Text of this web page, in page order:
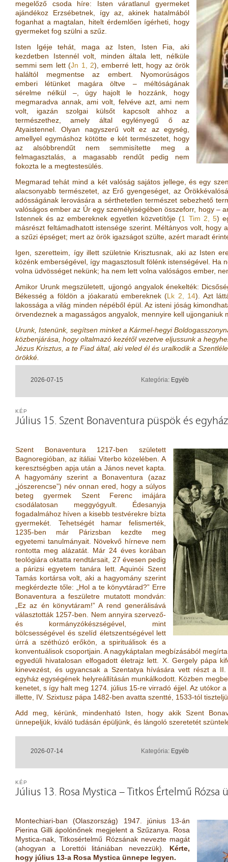
megelőző csoda híre: Isten váratlanul gyermeket
ajándékoz Erzsébetnek, így az, akinek hatalmából
foganhat a magtalan, hitelt érdemlően ígérheti, hogy
gyermeket fog szülni a szűz.
Isten Igéje tehát, maga az Isten, Isten Fia, aki
kezdetben Istennél volt, minden általa lett, nélküle
semmi sem lett (Jn 1, 2), emberré lett, hogy az örök
haláltól megmentse az embert. Nyomorúságos
emberi létünket magára öltve – méltóságának
sérelme nélkül –, úgy hajolt le hozzánk, hogy
megmaradva annak, ami volt, felvéve azt, ami nem
volt, igazán szolgai külsőt kapcsolt ahhoz a
természethez, amely által egylényegű ő az
Atyaistennel. Olyan nagyszerű volt ez az egység,
amellyel egymáshoz kötötte e két természetet, hogy
az alsóbbrendűt nem semmisítette meg a
felmagasztalás, a magasabb rendűt pedig nem
fokozta le a megtestesülés.
Megmarad tehát mind a két valóság sajátos jellege, és egy
alacsonyabb természetet, az Erő gyengeséget, az
adósságának lerovására a sérthetetlen természet sebezhető
valóságos ember az Úr egy személyiségében összeforr, hogy –
Istennek és az embereknek egyetlen közvetítője (1 Tim 2, 5)
másrészt feltámadhatott istensége szerint. Méltányos volt, hogy
a szűzi épséget; mert az örök igazságot szülte, azért maradt
Igen, szeretteim, így illett születnie Krisztusnak, aki az Isten
közénk emberségével, így magasztosult fölénk istenségével. Ha
volna üdvösséget nekünk; ha nem lett volna valóságos ember,
Amikor Urunk megszületett, ujjongó angyalok énekelték:
Békesség a földön a jóakaratú embereknek (Lk 2, 14). Azt
lakossága a világ minden népéből épül. Az isteni jóság
örvendeznek a magasságos angyalok, mennyire kell ujjonganiuk
Urunk, Istenünk, segítsen minket a Kármel-hegyi
közbenjárása, hogy oltalmazó kezétől vezetve eljussunk a
Jézus Krisztus, a te Fiad által, aki veled él és uralkodik a
örökké.
2026-07-15 Kategória: Egyéb
Július 15. Szent Bonaventura püspök és
KÉP
Szent Bonaventura 1217-ben született
Bagnoregióban, az itáliai Viterbo közelében. A
keresztségben apja után a János nevet kapta.
A hagyomány szerint a Bonaventura (azaz
„jószerencse”) név onnan ered, hogy a súlyos
beteg gyermek Szent Ferenc imájára
csodálatosan meggyógyult. Édesanyja
fogadalmához híven a kisebb testvérekre bízta
gyermekét. Tehetségét hamar felismerték,
1235-ben már Párizsban kezdte meg
egyetemi tanulmányait. Növekvő hírneve nem
rontotta meg alázatát. Már 24 éves korában
teológiára oktatta rendtársait, 27 évesen pedig
a párizsi egyetem tanára lett. Aquinói Szent
Tamás kortársa volt, aki a hagyomány szerint
megkérdezte tőle: „Hol a te könyvtárad?” Erre
Bonaventura a feszületre mutatott mondván:
„Ez az én könyvtáram!” A rend generálisává
választották 1257-ben. Nem annyira szervező-
és kormányzókészségével, mint
bölcsességével és szelíd életszentségével lett
úrrá a széthúzó erőkön, a spirituálisok és a
konventuálisok csoportjain. A nagykáptalan megbízásából
egyedüli hivatalosan elfogadott életrajz lett. X. Gergely pápa
kinevezést, és ugyancsak a Szentatya hívására vett részt a
egyház egységének helyreállításán munkálkodott. Közben
kenetet, s így halt meg 1274. július 15-re virradó éjjel. Az utókor
illette, IV. Szixtusz pápa 1482-ben avatta szentté, 1533-tól
Add meg, kérünk, mindenható Isten, hogy akik Szent
ünnepeljük, kiváló tudásán épüljünk, és lángoló szeretetét
2026-07-14 Kategória: Egyéb
Július 13. Rosa Mystica – Titkos Értelmű Rózsa
KÉP
Montechiari-ban (Olaszország) 1947. június 13-án
Pierina Gilli ápolónőnek megjelent a Szűzanya. Rosa
Mystica-nak, Titkosértelmű Rózsának nevezte magát
(ahogyan a Lorettói litániában nevezzük). Kérte,
hogy július 13-a Rosa Mystica ünnepe legyen.